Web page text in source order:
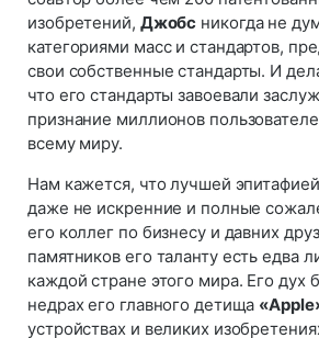
изобретений, Джобс никогда не
категориями масс и стандартов,
свои собственные стандарты. И
что его стандарты завоевали
признание миллионов
всему миру.
Нам кажется, что лучшей эпитафией
даже не искренние и полные
его коллег по бизнесу и давних
памятников его таланту есть едва
каждой стране этого мира. Его дух
недрах его главного детища
устройствах и великих